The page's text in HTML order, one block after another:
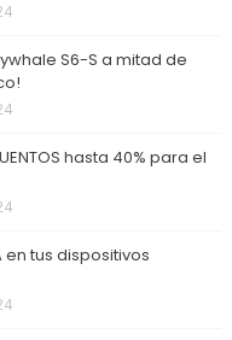
S6-S a mitad de
hasta 40% para el
tus dispositivos